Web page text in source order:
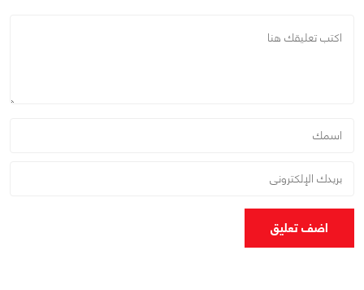
اضف تعليق